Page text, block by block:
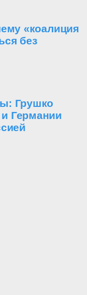
«коалиция
без
Грушко
Германии